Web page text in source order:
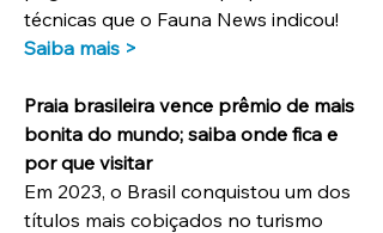
técnicas que o Fauna News indicou!
Saiba mais >
Praia brasileira vence prêmio de mais
bonita do mundo; saiba onde fica e
por que visitar
Em 2023, o Brasil conquistou um dos
títulos mais cobiçados no turismo